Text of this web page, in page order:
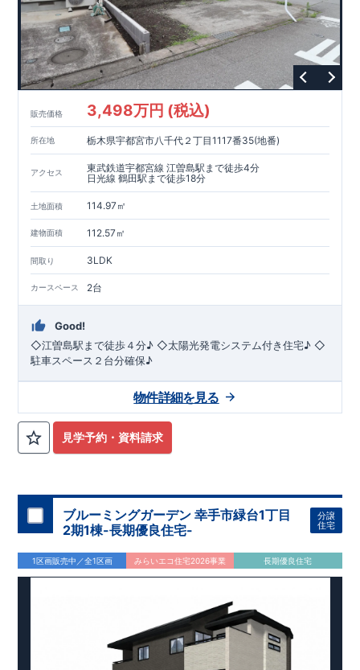
ープンサニタリーirodori／詳細ページへ）
家計にやさしい住宅性能
■長期優良住宅 住宅ローン控除額の優遇、 固定資産税の減額期間
延長など 税制面でのメリットが受けられます。
■耐震等級３＋制震ダンパー 建築基準法の1.5 倍の耐震性。
地震保
現地のご案内・資料請求 受付中
現地での立地確認や、
完成イメージ・建物仕様について
ご説明が可能です。
まずはお気軽にお問い合わせください。
TEL 0120-44-1081
18:30／火水曜休み）
販売価格 3,498万円 (税込)
所在地 栃木県宇都宮市八千代２丁目1117番35(地番)
アクセス
東武鉄道宇都宮線 江曽島駅まで徒歩4分
日光線 鶴田駅まで徒歩18分
土地面積 114.97㎡
建物面積 112.57㎡
間取り 3LDK
カースペース 2台
Good!
◇江曽島駅まで徒歩４分♪ ◇太陽光発電システム付き住宅♪ ◇
駐車スペース２台分確保♪
見学予約・資料請求
物件詳細を見る
ブルーミングガーデン 幸手市緑台1丁目
2期1棟-長期優良住宅-
分譲
住宅
1区画販売中／全1区画 みらいエコ住宅2026事業 長期優良住宅